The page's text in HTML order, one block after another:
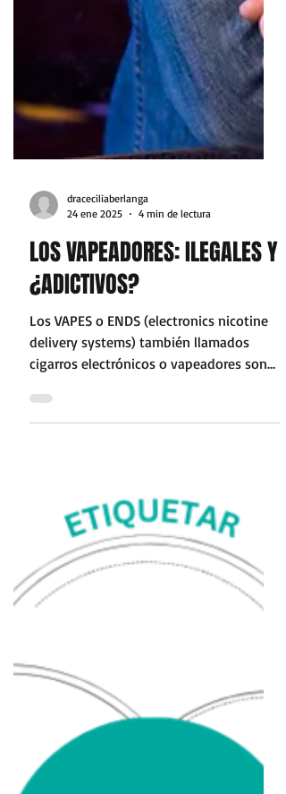
draceciliaberlanga
24 ene 2025
LOS VAPEADORES: ILEGALES Y
¿ADICTIVOS?
cigarros electrónicos o vapeadores son
aparatos con una...